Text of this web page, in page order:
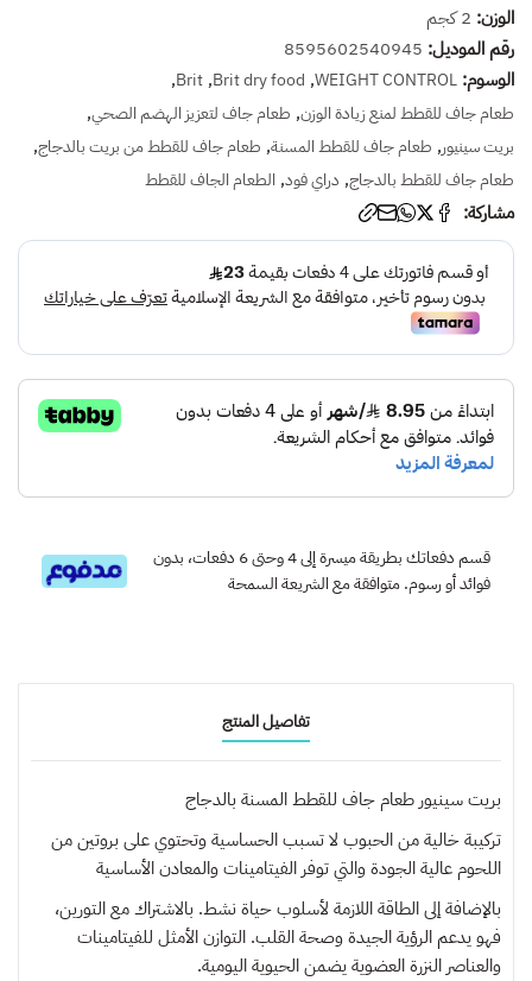
الوزن: 2 كجم
رقم الموديل: 8595602540945
الوسوم: WEIGHT CONTROL
,
Brit dry food
,
Brit
,
طعام جاف للقطط لمنع زيادة الوزن, طعام جاف لتعزيز الهضم الصحي,
بريت سينيور, طعام جاف للقطط المسنة, طعام جاف للقطط من بريت بالدجاج,
طعام جاف للقطط بالدجاج, دراي فود, الطعام الجاف للقطط
مشاركة:
قسم دفعاتك بطريقة ميسرة إلى 4 وحتى 6 دفعات، بدون
فوائد أو رسوم. متوافقة مع الشريعة السمحة
تفاصيل المنتج
بريت سينيور طعام جاف للقطط المسنة بالدجاج
تركيبة خالية من الحبوب لا تسبب الحساسية وتحتوي على بروتين من
اللحوم عالية الجودة والتي توفر الفيتامينات والمعادن الأساسية
بالإضافة إلى الطاقة اللازمة لأسلوب حياة نشط. بالاشتراك مع التورين،
فهو يدعم الرؤية الجيدة وصحة القلب. التوازن الأمثل للفيتامينات
والعناصر النزرة العضوية يضمن الحيوية اليومية.